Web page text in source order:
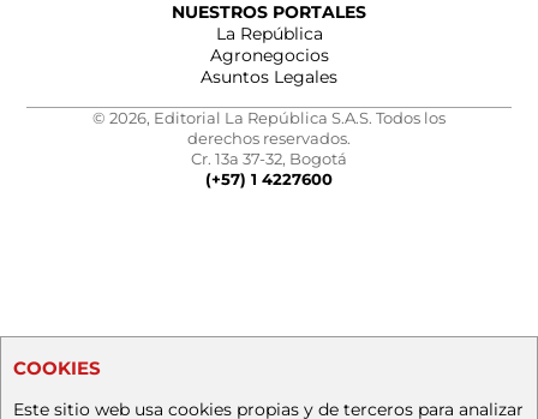
NUESTROS PORTALES
La República
Agronegocios
Asuntos Legales
© 2026, Editorial La República S.A.S. Todos los
derechos reservados.
Cr. 13a 37-32, Bogotá
(+57) 1 4227600
COOKIES
Este sitio web usa cookies propias y de terceros para analizar